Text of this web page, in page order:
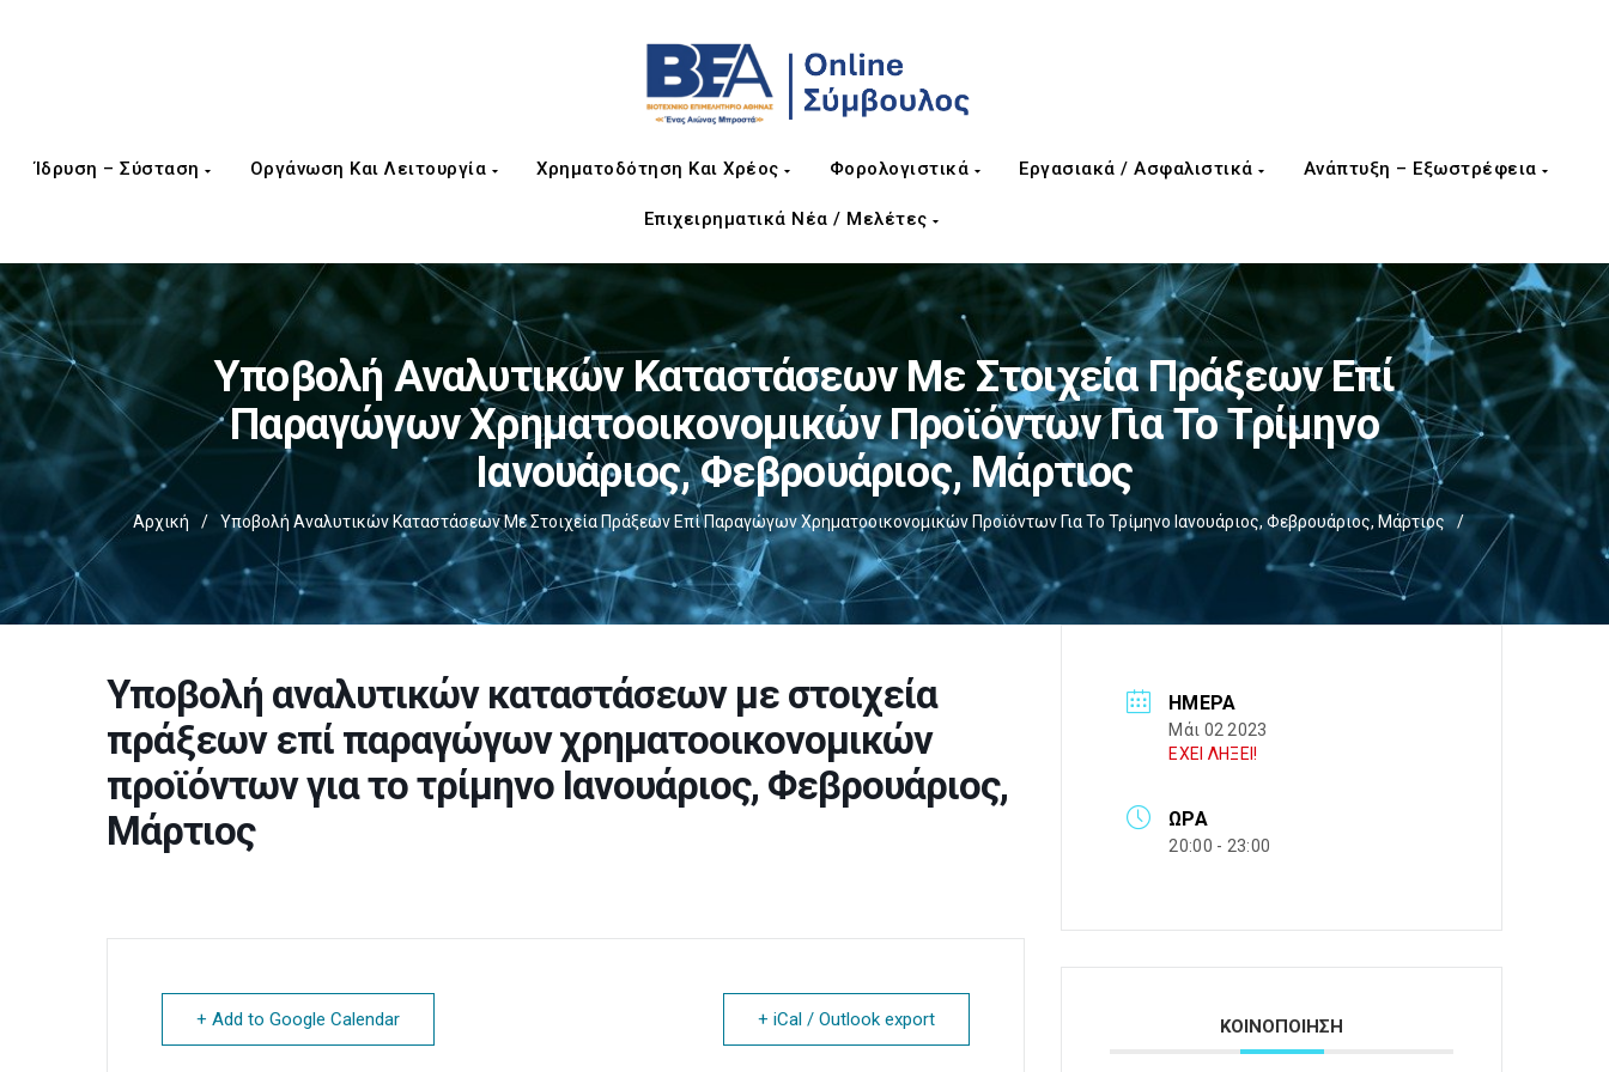
Ίδρυση – Σύσταση Οργάνωση Και Λειτουργία Χρηματοδότηση Και Χρέος Φορολογιστικά Εργασιακά / Ασφαλιστικά Ανάπτυξη – Εξωστρέφεια
Επιχειρηματικά Νέα / Μελέτες
Υποβολή Αναλυτικών Καταστάσεων Με Στοιχεία Πράξεων Επί
Παραγώγων Χρηματοοικονομικών Προϊόντων Για Το Τρίμηνο
Ιανουάριος, Φεβρουάριος, Μάρτιος
Αρχική / Υποβολή Αναλυτικών Καταστάσεων Με Στοιχεία Πράξεων Επί Παραγώγων Χρηματοοικονομικών Προϊόντων Για Το Τρίμηνο Ιανουάριος, Φεβρουάριος, Μάρτιος /
Υποβολή αναλυτικών καταστάσεων με στοιχεία
πράξεων επί παραγώγων χρηματοοικονομικών
προϊόντων για το τρίμηνο Ιανουάριος, Φεβρουάριος,
Μάρτιος
+ Add to Google Calendar + iCal / Outlook export
ΗΜΈΡΑ
Μάι 02 2023
ΕΧΕΙ ΛΗΞΕΙ!
ΏΡΑ
20:00 - 23:00
ΚΟΙΝΟΠΟΙΗΣΗ